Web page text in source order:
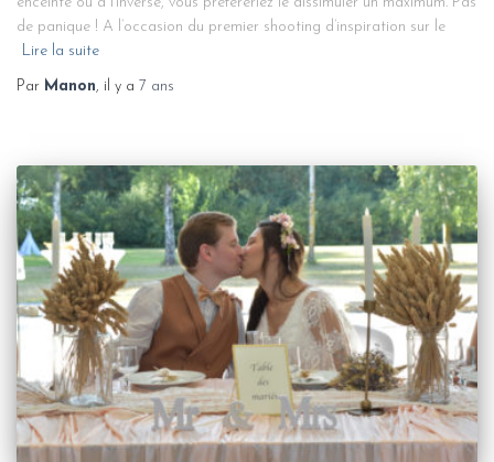
de panique ! A l’occasion du premier shooting d’inspiration sur le
Lire la suite
Par Manon, il y a 7 ans